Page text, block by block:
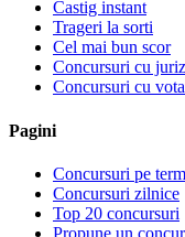
Castig instant
Trageri la sorti
Cel mai bun scor
Concursuri cu
Concursuri cu
Pagini
Concursuri pe
Concursuri zilnice
Top 20 concursuri
Propune un